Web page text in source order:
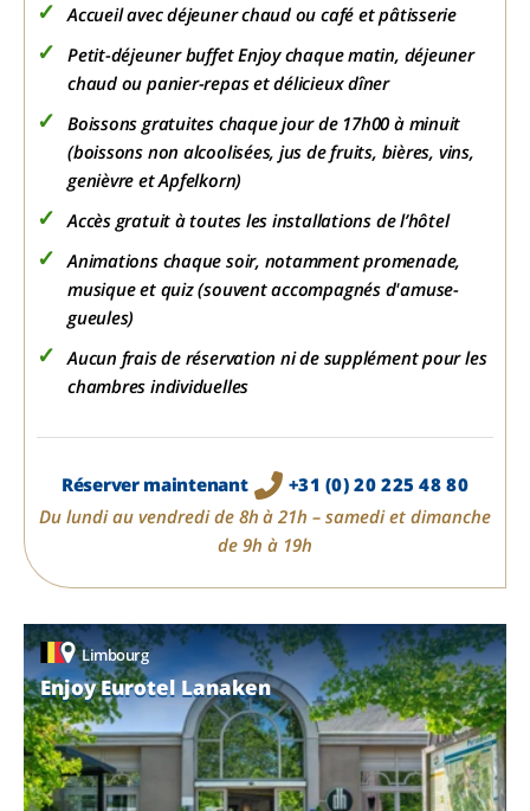
Accueil avec déjeuner chaud ou café et pâtisserie
Petit-déjeuner buffet Enjoy chaque matin, déjeuner
chaud ou panier-repas et délicieux dîner
Boissons gratuites chaque jour de 17h00 à minuit
(boissons non alcoolisées, jus de fruits, bières, vins,
genièvre et Apfelkorn)
Accès gratuit à toutes les installations de l’hôtel
Animations chaque soir, notamment promenade,
musique et quiz (souvent accompagnés d'amuse-
gueules)
Aucun frais de réservation ni de supplément pour les
chambres individuelles
Réserver maintenant
+31 (0) 20 225 48 80
Du lundi au vendredi de 8h à 21h – samedi et dimanche
de 9h à 19h
Limbourg
Enjoy Eurotel Lanaken